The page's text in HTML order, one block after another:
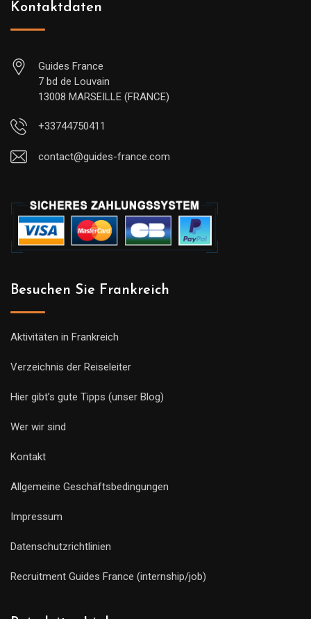
Kontaktdaten
Guides France
7 bd de Louvain
13008 MARSEILLE (FRANCE)
+33744750411
contact@guides-france.com
Besuchen Sie Frankreich
Aktivitäten in Frankreich
Verzeichnis der Reiseleiter
Hier gibt’s gute Tipps (unser Blog)
Wer wir sind
Kontakt
Allgemeine Geschäftsbedingungen
Impressum
Datenschutzrichtlinien
Recruitment Guides France (internship/job)